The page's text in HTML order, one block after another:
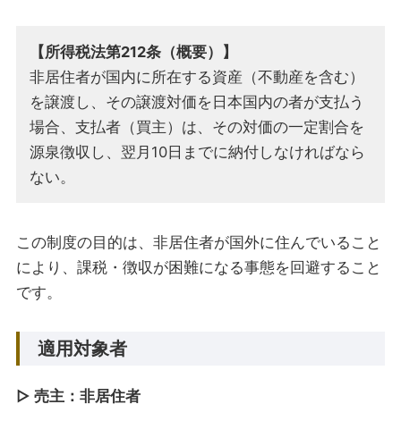
【所得税法第212条（概要）】
非居住者が国内に所在する資産（不動産を含む）
を譲渡し、その譲渡対価を日本国内の者が支払う
場合、支払者（買主）は、その対価の一定割合を
源泉徴収し、翌月10日までに納付しなければなら
ない。
この制度の目的は、非居住者が国外に住んでいること
により、課税・徴収が困難になる事態を回避すること
です。
適用対象者
▷ 売主：非居住者